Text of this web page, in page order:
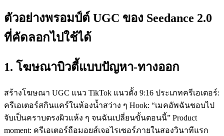
ตัวอย่างพรอมป์ต์ UGC ของ Seedance 2.0
ที่คัดลอกไปใช้ได้
1. โฆษณาบิวตี้แบบปัญหา-ทางออก
สร้างโฆษณา UGC แนว TikTok แนวตั้ง 9:16 ประเภทครีเอเตอร์:
ครีเอเตอร์สกินแคร์ในห้องน้ำสว่าง ๆ Hook: “เมคอัพฉันชอบไป
จับเป็นคราบตรงผิวแห้ง ๆ จนฉันเปลี่ยนขั้นตอนนี้” Product
moment: ครีเอเตอร์ถือมอยส์เจอไรเซอร์ภายในสองวินาทีแรก